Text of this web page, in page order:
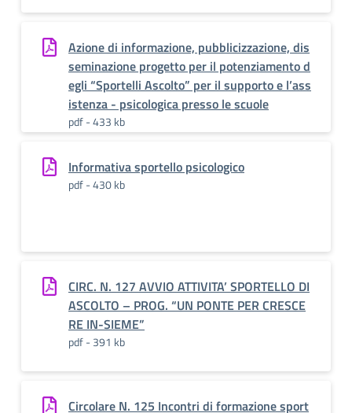
Azione di informazione, pubblicizzazione, dis
seminazione progetto per il potenziamento d
egli “Sportelli Ascolto” per il supporto e l’ass
istenza - psicologica presso le scuole
pdf - 433 kb
Informativa sportello psicologico
pdf - 430 kb
CIRC. N. 127 AVVIO ATTIVITA’ SPORTELLO DI
ASCOLTO – PROG. “UN PONTE PER CRESCE
RE IN-SIEME”
pdf - 391 kb
Circolare N. 125 Incontri di formazione sport